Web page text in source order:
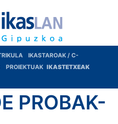
IKASTAROAK / C-
PROIEKTUAK IKASTETXEAK
PROBAK-